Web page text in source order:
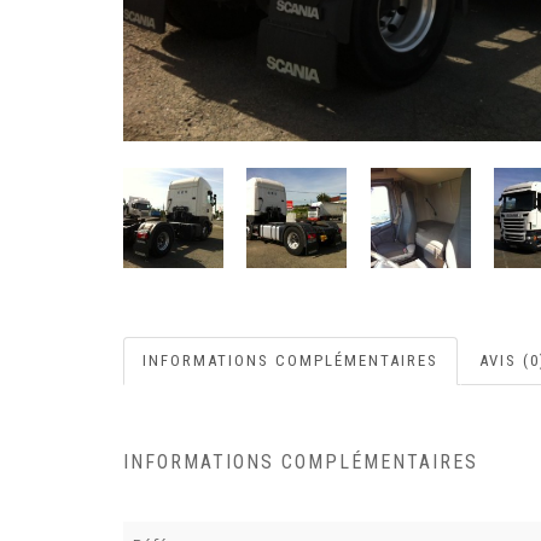
INFORMATIONS COMPLÉMENTAIRES AVIS
INFORMATIONS COMPLÉMENTAIRES